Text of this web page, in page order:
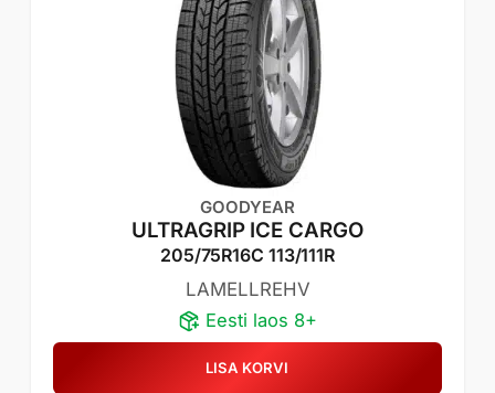
GOODYEAR
ULTRAGRIP ICE CARGO
205/75R16C 113/111R
LAMELLREHV
Eesti laos 8+
LISA KORVI